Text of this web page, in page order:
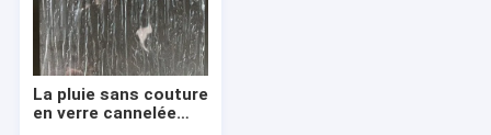
La pluie sans couture
en verre cannelée